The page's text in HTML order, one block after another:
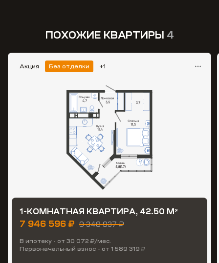
ПОХОЖИЕ КВАРТИРЫ 4
Акция Без отделки +1
1-КОМНАТНАЯ КВАРТИРА, 42.50 М2
7 946 596 ₽ 9 348 937 ₽
В ипотеку - от 30 072 ₽/мес.
Первоначальный взнос - от 1 589 319 ₽